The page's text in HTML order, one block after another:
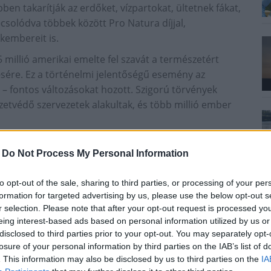
Do Not Process My Personal Information
opt-out of the sale, sharing to third parties, or processing of your
for targeted advertising by us, please use the below opt-out
selection. Please note that after your opt-out request is processed
interest-based ads based on personal information utilized by us
to third parties prior to your opt-out. You may separately
of your personal information by third parties on the IAB’s list of
This information may also be disclosed by us to third parties on the
takarítják az erdőket, vízpartokat, ültetnek fákat,
többek között Pro Natura díjjal,
is.
millió amerikai emelte fel szavát a természetért
Ez a történelmi jelentőségű esemény az
fontos változásokat hozott. Szigorú törvények
szervezetek alakultak, és több millió ember
válság jeleit – a bioszféra pusztulását, az ipari
az üvegházhatást, az ózonlyukakat, a
az óceánok szennyezettségét – látva
világon a környezetünk iránti a közös felelősségre
létrehozták a Föld Napja Nemzetközi
minden országába.
és nem utolsósorban közösségeket, valamint